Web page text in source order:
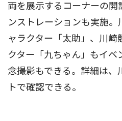
両を展示するコーナーの開
ンストレーションも実施
ャラクター「太助」、川崎
クター「九ちゃん」もイ
念撮影もできる。詳細は、
トで確認できる。